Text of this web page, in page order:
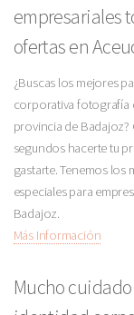
empresariales
ofertas en
¿Buscas los mejores
corporativa fotografía
provincia de
segundos hacerte tu
gastarte. Tenemos
especiales para
Badajoz.
Más Información
Mucho